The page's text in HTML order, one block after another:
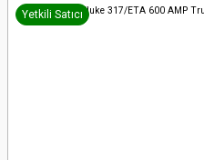
Yetkili Satıcı